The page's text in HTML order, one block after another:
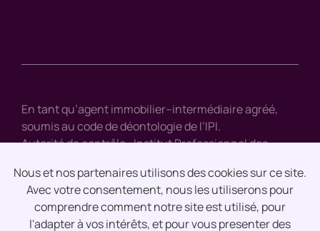
En tant qu’agent immobilier–intermédiaire agréé,
soumis au code de déontologie de l’IPI.
Autorité de contrôle : Institut Professionnel des
Bruxelles – tél. : +32 2 505 38 50 – e-mail :info@biv.be
Clause de non-responsabilité
Nous et nos partenaires utilisons des cookies sur ce site.
Avec votre consentement, nous les utiliserons pour
comprendre comment notre site est utilisé, pour
l'adapter à vos intérêts, et pour vous presenter des